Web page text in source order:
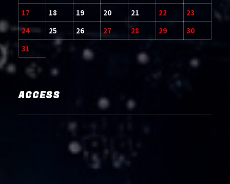
17
18 19 20 21 22
23
24
25 26 27 28 29
30
31
ACCESS